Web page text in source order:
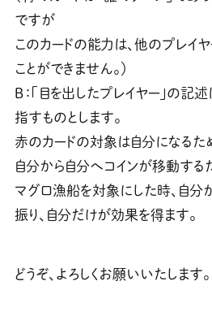
ですが
このカードの能力は、他のプレイ
ことができません。）
Ｂ：「目を出したプレイヤー」の記
指すものとします。
赤のカードの対象は自分になるた
自分から自分へコインが移動する
マグロ漁船を対象にした時、自分
振り、自分だけが効果を得ます。
どうぞ、よろしくお願いいたします。